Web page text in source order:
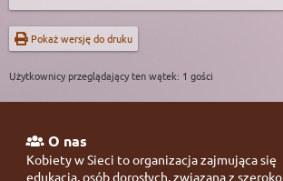
Pokaż wersję do druku
Użytkownicy przeglądający ten wątek: 1 gości
O nas
Kobiety w Sieci to organizacja zajmująca się
edukacją, osób dorosłych, związaną z szeroko